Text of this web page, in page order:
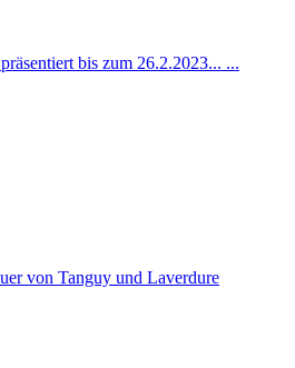
bis zum 26.2.2023... ...
von Tanguy und Laverdure